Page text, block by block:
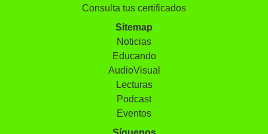
Consulta tus certificados
Sitemap
Noticias
Educando
AudioVisual
Lecturas
Podcast
Eventos